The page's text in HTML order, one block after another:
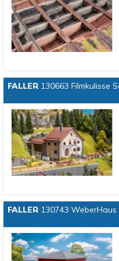
FALLER130663 Filmkulisse
FALLER130743